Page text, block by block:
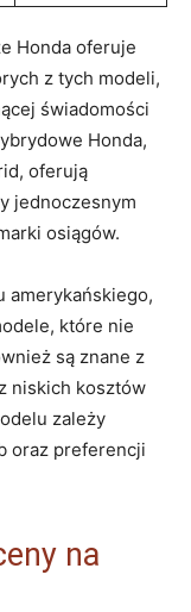
Honda oferuje
z tych modeli,
świadomości
Honda,
oferują
jednoczesnym
osiągów.
amerykańskiego,
które nie
są znane z
niskich kosztów
zależy
oraz preferencji
na